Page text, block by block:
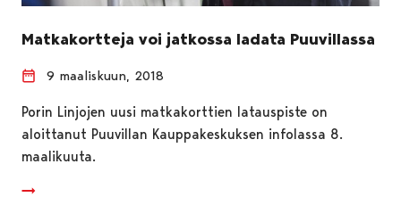
Matkakortteja voi jatkossa ladata Puuvillassa
9 maaliskuun, 2018
Porin Linjojen uusi matkakorttien latauspiste on
aloittanut Puuvillan Kauppakeskuksen infolassa 8.
maalikuuta.